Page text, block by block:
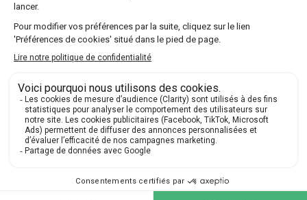
Réponses aux questions
posées par nos futurs élèves
🔍